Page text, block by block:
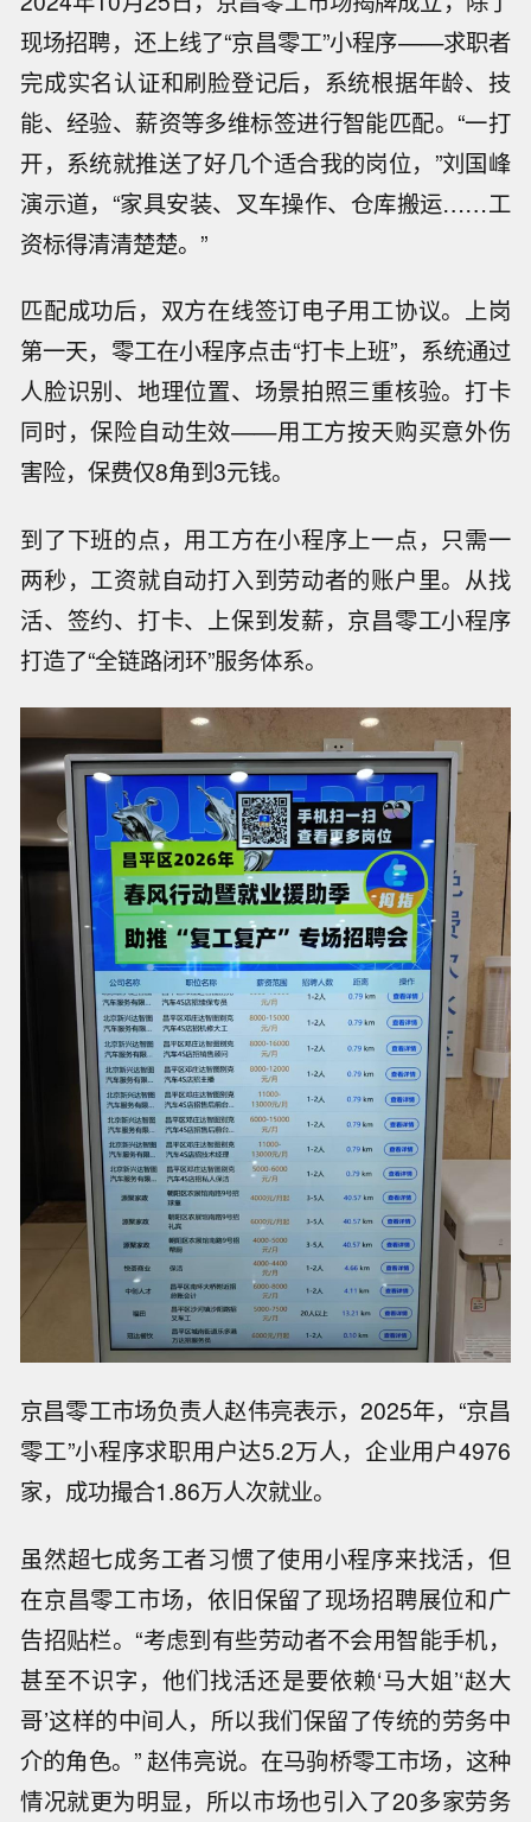
现场招聘，还上线了“京昌零工”小程序——求职者
完成实名认证和刷脸登记后，系统根据年龄、技
能、经验、薪资等多维标签进行智能匹配。“一打
开，系统就推送了好几个适合我的岗位，”刘国峰
演示道，“家具安装、叉车操作、仓库搬运……工
资标得清清楚楚。”
匹配成功后，双方在线签订电子用工协议。上岗
第一天，零工在小程序点击“打卡上班”，系统通过
人脸识别、地理位置、场景拍照三重核验。打卡
同时，保险自动生效——用工方按天购买意外伤
害险，保费仅8角到3元钱。
到了下班的点，用工方在小程序上一点，只需一
两秒，工资就自动打入到劳动者的账户里。从找
活、签约、打卡、上保到发薪，京昌零工小程序
打造了“全链路闭环”服务体系。
京昌零工市场负责人赵伟亮表示，2025年，“京昌
零工”小程序求职用户达5.2万人，企业用户4976
家，成功撮合1.86万人次就业。
虽然超七成务工者习惯了使用小程序来找活，但
在京昌零工市场，依旧保留了现场招聘展位和广
告招贴栏。“考虑到有些劳动者不会用智能手机，
甚至不识字，他们找活还是要依赖‘马大姐’‘赵大
哥’这样的中间人，所以我们保留了传统的劳务中
介的角色。” 赵伟亮说。在马驹桥零工市场，这种
情况就更为明显，所以市场也引入了20多家劳务